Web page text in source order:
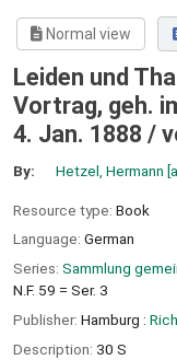
Normal view
Leiden und
Vortrag, geh.
4. Jan. 1888 /
By: Hetzel, Hermann
Resource type: Book
Language: German
Series: Sammlung
N.F. 59 = Ser. 3
Publisher: Hamburg :
Description: 30 S